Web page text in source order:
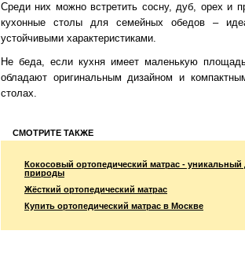
Среди них можно встретить сосну, дуб, орех и
кухонные столы для семейных обедов –
устойчивыми характеристиками.
Не беда, если кухня имеет маленькую
обладают оригинальным дизайном и
столах.
СМОТРИТЕ ТАКЖЕ
Кокосовый ортопедический матрас - уникальный
природы
Жёсткий ортопедический матрас
Купить ортопедический матрас в Москве